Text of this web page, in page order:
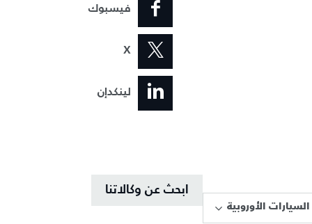
فيسبوك
X
لينكدإن
السيارات الأوروبية
ابحث عن وكالاتنا